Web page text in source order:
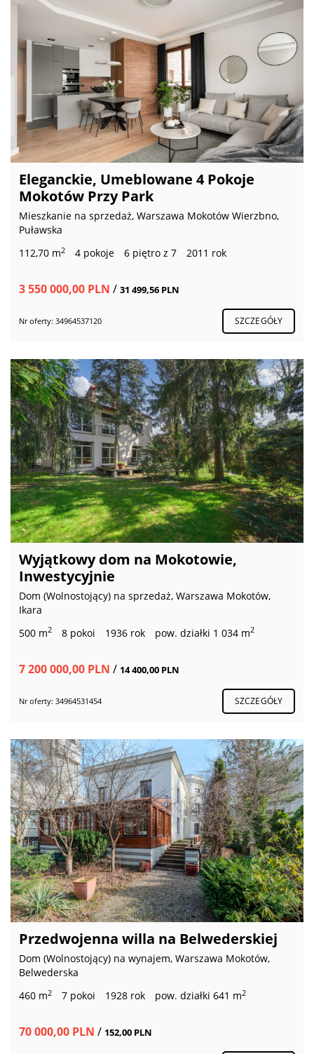
Eleganckie, Umeblowane 4 Pokoje
Mokotów Przy Park
Mieszkanie na sprzedaż, Warszawa Mokotów Wierzbno,
Puławska
112,70 m2 4 pokoje 6 piętro z 7 2011 rok
3 550 000,00 PLN / 31 499,56 PLN
Nr oferty: 34964537120 SZCZEGÓŁY
Wyjątkowy dom na Mokotowie,
Inwestycyjnie
Dom (Wolnostojący) na sprzedaż, Warszawa Mokotów,
Ikara
500 m2 8 pokoi 1936 rok pow. działki 1 034 m2
7 200 000,00 PLN / 14 400,00 PLN
Nr oferty: 34964531454 SZCZEGÓŁY
Przedwojenna willa na Belwederskiej
Dom (Wolnostojący) na wynajem, Warszawa Mokotów,
Belwederska
460 m2 7 pokoi 1928 rok pow. działki 641 m2
70 000,00 PLN / 152,00 PLN